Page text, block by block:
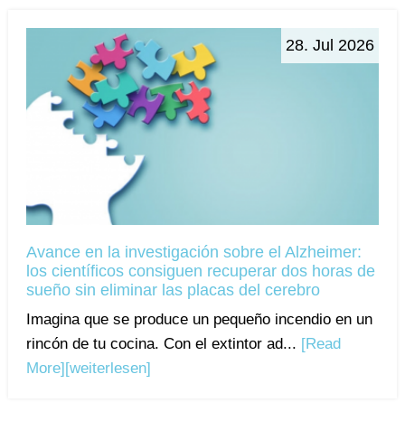
28. Jul 2026
Avance en la investigación sobre el Alzheimer:
los científicos consiguen recuperar dos horas de
sueño sin eliminar las placas del cerebro
Imagina que se produce un pequeño incendio en un
rincón de tu cocina. Con el extintor ad... [Read
More] [weiterlesen]